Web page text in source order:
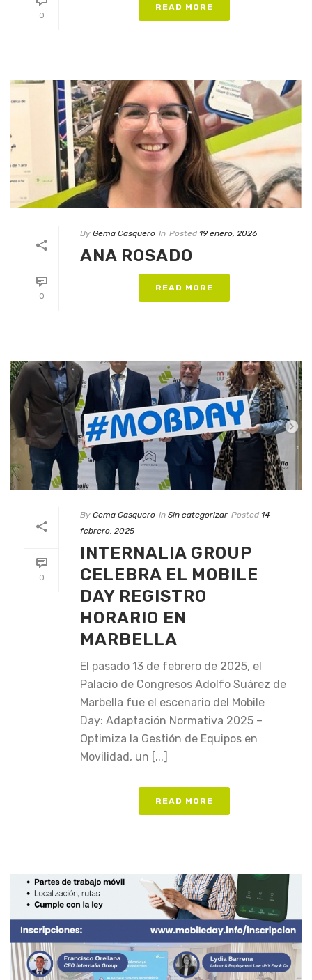
0
READ MORE
0
By Gema Casquero In Posted 19 enero, 2026
ANA ROSADO
READ MORE
0
By Gema Casquero In Sin categorizar Posted 14
febrero, 2025
INTERNALIA GROUP
CELEBRA EL MOBILE
DAY REGISTRO
HORARIO EN
MARBELLA
El pasado 13 de febrero de 2025, el
Palacio de Congresos Adolfo Suárez de
Marbella fue el escenario del Mobile
Day: Adaptación Normativa 2025 –
Optimiza la Gestión de Equipos en
Movilidad, un [...]
READ MORE